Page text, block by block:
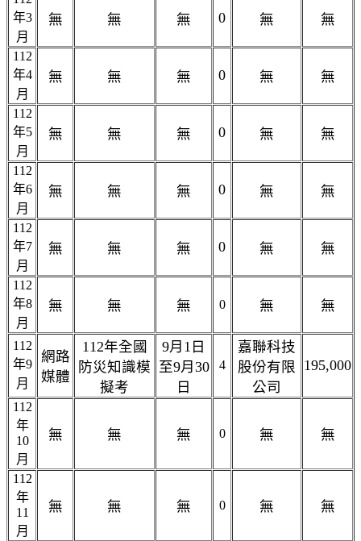
年3
月
無 無 無 0 無 無
112
年4
月
無 無 無 0 無 無
112
年5
月
無 無 無 0 無 無
112
年6
月
無 無 無 0 無 無
112
年7
月
無 無 無 0 無 無
112
年8
月
無 無 無 0 無 無
112
年9
月
網路
媒體
112年全國
防災知識模
擬考
9月1日
至9月30
日
4
嘉聯科技
股份有限
公司
195,000
112
年
10
月
無 無 無 0 無 無
112
年
11
月
無 無 無 0 無 無